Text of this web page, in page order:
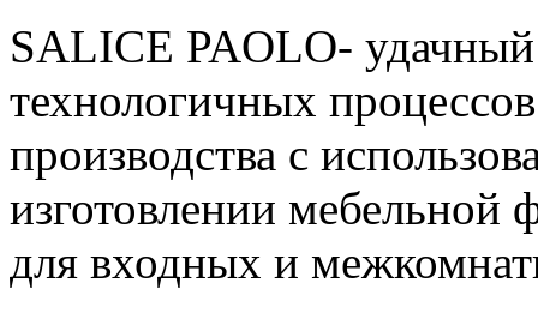
SALICE PAOLO-
технологичных
производства с
изготовлении мебельной
для входных и